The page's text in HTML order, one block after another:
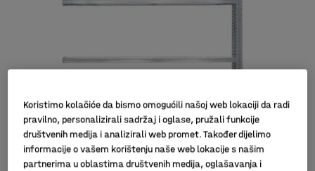
Koristimo kolačiće da bismo omogućili našoj web lokaciji da radi
pravilno, personalizirali sadržaj i oglase, pružali funkcije
društvenih medija i analizirali web promet. Također dijelimo
informacije o vašem korištenju naše web lokacije s našim
partnerima u oblastima društvenih medija, oglašavanja i